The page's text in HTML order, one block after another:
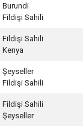
Burundi
Fildişi Sahili
Fildişi Sahili
Kenya
Şeyseller
Fildişi Sahili
Fildişi Sahili
Şeyseller